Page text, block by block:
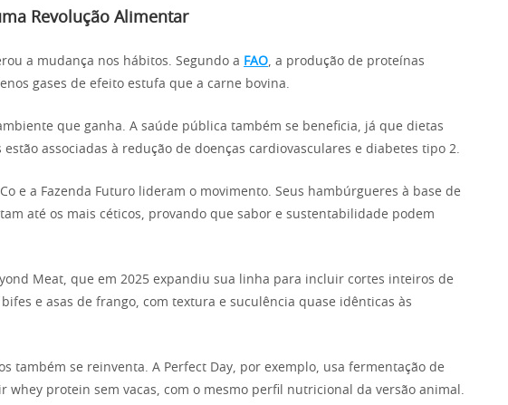
Revolução Alimentar
a mudança nos hábitos. Segundo a FAO, a produção de proteínas
gases de efeito estufa que a carne bovina.
que ganha. A saúde pública também se beneficia, já que dietas
estão associadas à redução de doenças cardiovasculares e diabetes tipo 2.
e a Fazenda Futuro lideram o movimento. Seus hambúrgueres à base de
até os mais céticos, provando que sabor e sustentabilidade podem
Meat, que em 2025 expandiu sua linha para incluir cortes inteiros de
bifes e asas de frango, com textura e suculência quase idênticas às
também se reinventa. A Perfect Day, por exemplo, usa fermentação de
whey protein sem vacas, com o mesmo perfil nutricional da versão animal.